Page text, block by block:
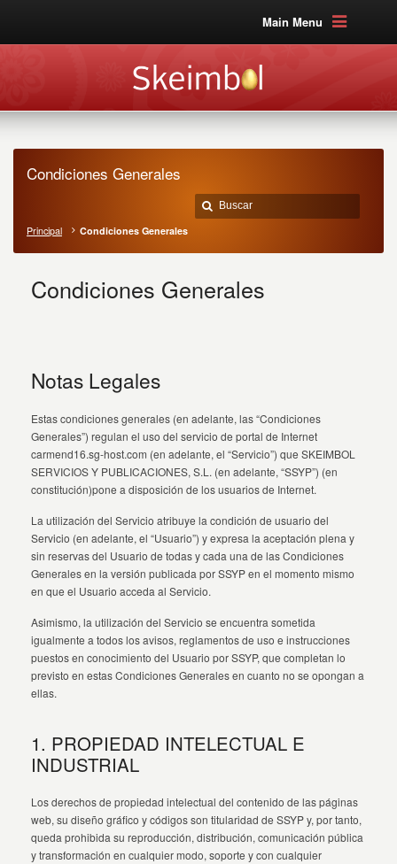
Main Menu
Condiciones Generales
Principal Condiciones Generales
Condiciones Generales
Notas Legales
Estas condiciones generales (en adelante, las “Condiciones
Generales”) regulan el uso del servicio de portal de Internet
carmend16.sg-host.com (en adelante, el “Servicio”) que SKEIMBOL
SERVICIOS Y PUBLICACIONES, S.L. (en adelante, “SSYP”) (en
constitución)pone a disposición de los usuarios de Internet.
La utilización del Servicio atribuye la condición de usuario del
Servicio (en adelante, el “Usuario”) y expresa la aceptación plena y
sin reservas del Usuario de todas y cada una de las Condiciones
Generales en la versión publicada por SSYP en el momento mismo
en que el Usuario acceda al Servicio.
Asimismo, la utilización del Servicio se encuentra sometida
igualmente a todos los avisos, reglamentos de uso e instrucciones
puestos en conocimiento del Usuario por SSYP, que completan lo
previsto en estas Condiciones Generales en cuanto no se opongan a
ellas.
1. PROPIEDAD INTELECTUAL E
INDUSTRIAL
Los derechos de propiedad intelectual del contenido de las páginas
web, su diseño gráfico y códigos son titularidad de SSYP y, por tanto,
queda prohibida su reproducción, distribución, comunicación pública
y transformación en cualquier modo, soporte y con cualquier